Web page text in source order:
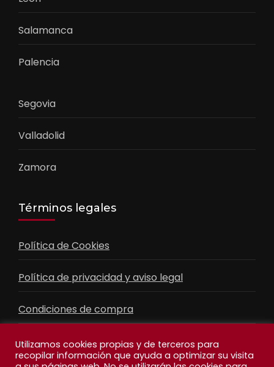
Salamanca
Palencia
Segovia
Valladolid
Zamora
Términos legales
Política de Cookies
Política de privacidad y aviso legal
Condiciones de compra
Contacto
Utilizamos cookies propias y de terceros para
recopilar información que ayuda a optimizar su visita